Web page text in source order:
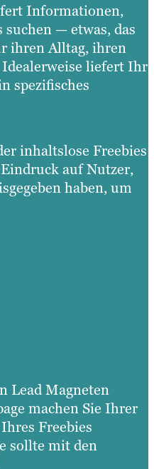
Informationen,
— etwas, das
ihren Alltag, ihren
liefert Ihr
spezifisches
inhaltslose Freebies
auf Nutzer,
haben, um
Lead Magneten
machen Sie Ihrer
Freebies
sollte mit den